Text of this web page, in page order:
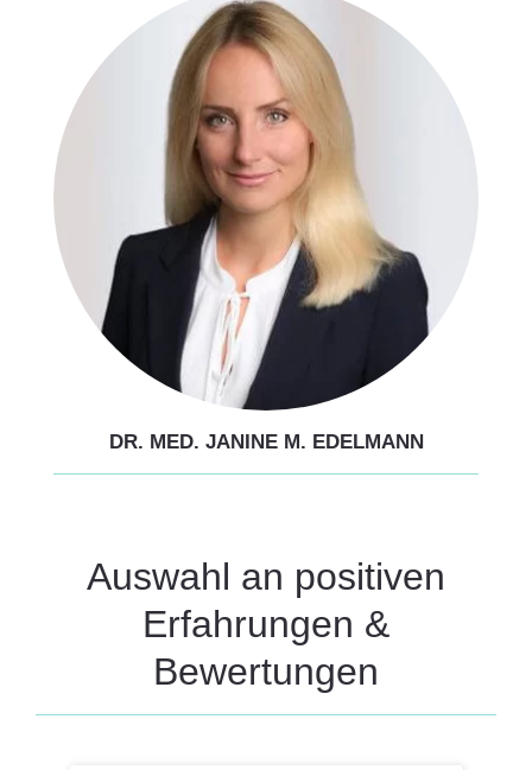
DR. MED. JANINE M. EDELMANN
Auswahl an positiven
Erfahrungen &
Bewertungen